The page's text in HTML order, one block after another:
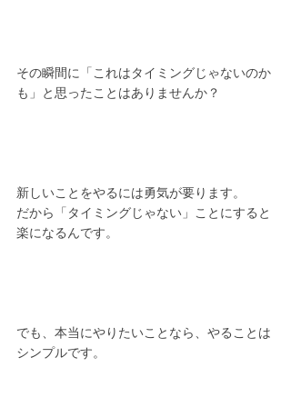
その瞬間に「これはタイミングじゃないのか
も」と思ったことはありませんか？
新しいことをやるには勇気が要ります。
だから「タイミングじゃない」ことにすると
楽になるんです。
でも、本当にやりたいことなら、やることは
シンプルです。